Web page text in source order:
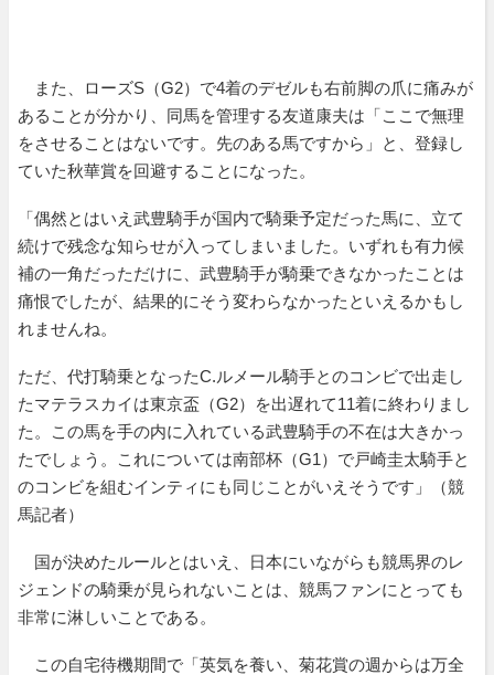
また、ローズS（G2）で4着のデゼルも右前脚の爪に痛みが
あることが分かり、同馬を管理する友道康夫は「ここで無理
をさせることはないです。先のある馬ですから」と、登録し
ていた秋華賞を回避することになった。
「偶然とはいえ武豊騎手が国内で騎乗予定だった馬に、立て
続けで残念な知らせが入ってしまいました。いずれも有力候
補の一角だっただけに、武豊騎手が騎乗できなかったことは
痛恨でしたが、結果的にそう変わらなかったといえるかもし
れませんね。
ただ、代打騎乗となったC.ルメール騎手とのコンビで出走し
たマテラスカイは東京盃（G2）を出遅れて11着に終わりまし
た。この馬を手の内に入れている武豊騎手の不在は大きかっ
たでしょう。これについては南部杯（G1）で戸崎圭太騎手と
のコンビを組むインティにも同じことがいえそうです」（競
馬記者）
国が決めたルールとはいえ、日本にいながらも競馬界のレ
ジェンドの騎乗が見られないことは、競馬ファンにとっても
非常に淋しいことである。
この自宅待機期間で「英気を養い、菊花賞の週からは万全